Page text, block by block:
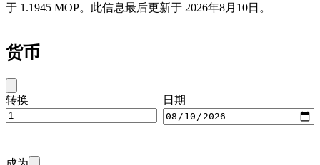
于 1.1945 MOP。此信息最后更新于 2026年8月10日。
货币
转换 日期